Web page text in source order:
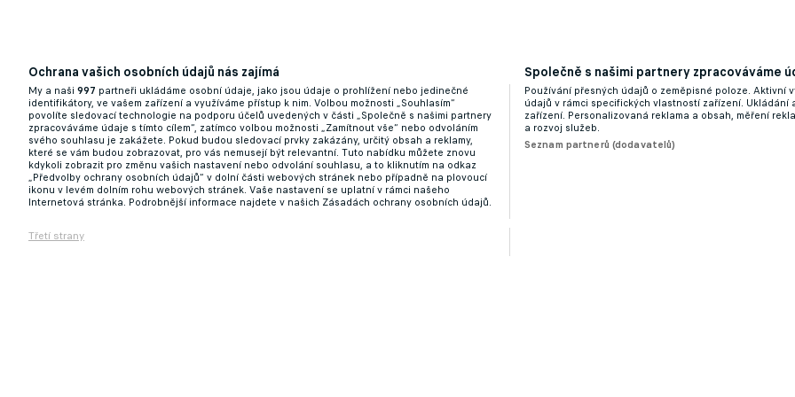
Experiment, který nevyšel. Slavia se prý po roce zbavuje Prekopa, našel se konkrétní zájemce
29.05.2026 12:36
Ochrana vašich osobních údajů nás zajímá
My a naši 997 partneři ukládáme osobní údaje, jako jsou údaje o prohlížení nebo jedinečné
identifikátory, ve vašem zařízení a využíváme přístup k nim. Volbou možnosti „Souhlasím“
povolíte sledovací technologie na podporu účelů uvedených v části „Společně s našimi partnery
zpracováváme údaje s tímto cílem“, zatímco volbou možnosti „Zamítnout vše“ nebo odvoláním
svého souhlasu je zakážete. Pokud budou sledovací prvky zakázány, určitý obsah a reklamy,
které se vám budou zobrazovat, pro vás nemusejí být relevantní. Tuto nabídku můžete znovu
kdykoli zobrazit pro změnu vašich nastavení nebo odvolání souhlasu, a to kliknutím na odkaz
„Předvolby ochrany osobních údajů“ v dolní části webových stránek nebo případně na plovoucí
ikonu v levém dolním rohu webových stránek. Vaše nastavení se uplatní v rámci našeho
Internetová stránka. Podrobnější informace najdete v našich Zásadách ochrany osobních údajů.
Třetí strany
Společně s našimi partnery zpracováváme
Používání přesných údajů o zeměpisné poloze. Aktivní
údajů v rámci specifických vlastností zařízení. Ukládání
zařízení. Personalizovaná reklama a obsah, měření
a rozvoj služeb.
Seznam partnerů (dodavatelů)